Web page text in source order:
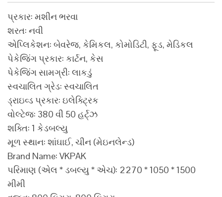
પ્રકાર: મશીન ભરવા
શરત: નવી
એપ્લિકેશન: બેવરેજ, કેમિકલ, કોમોડિટી, ફૂડ, મેડિકલ
પેકેજિંગ પ્રકાર: કાર્ટન, કેસ
પેકેજિંગ સામગ્રી: લાકડું
સ્વચાલિત ગ્રેડ: સ્વચાલિત
ડ્રાઇવ્ડ પ્રકાર: ઇલેક્ટ્રિક
વોલ્ટેજ: 380 વી 50 હર્ટ્ઝ
શક્તિ: 1 કેડબલ્યુ
મૂળ સ્થાન: શાંઘાઈ, ચીન (મેઇનલેન્ડ)
Brand Name: VKPAK
પરિમાણ (એલ * ડબલ્યુ * એચ): 2270 * 1050 * 1500
મીમી